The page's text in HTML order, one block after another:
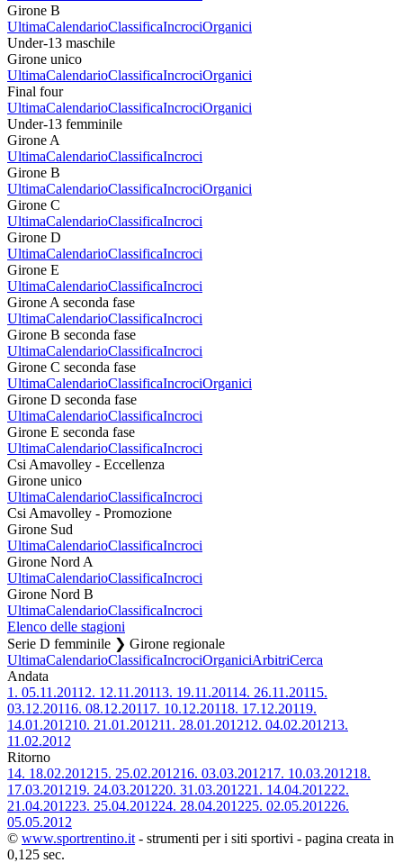
Girone B
UltimaCalendarioClassificaIncrociOrganici
Under-13 maschile
Girone unico
UltimaCalendarioClassificaIncrociOrganici
Final four
UltimaCalendarioClassificaIncrociOrganici
Under-13 femminile
Girone A
UltimaCalendarioClassificaIncroci
Girone B
UltimaCalendarioClassificaIncrociOrganici
Girone C
UltimaCalendarioClassificaIncroci
Girone D
UltimaCalendarioClassificaIncroci
Girone E
UltimaCalendarioClassificaIncroci
Girone A seconda fase
UltimaCalendarioClassificaIncroci
Girone B seconda fase
UltimaCalendarioClassificaIncroci
Girone C seconda fase
UltimaCalendarioClassificaIncrociOrganici
Girone D seconda fase
UltimaCalendarioClassificaIncroci
Girone E seconda fase
UltimaCalendarioClassificaIncroci
Csi Amavolley - Eccellenza
Girone unico
UltimaCalendarioClassificaIncroci
Csi Amavolley - Promozione
Girone Sud
UltimaCalendarioClassificaIncroci
Girone Nord A
UltimaCalendarioClassificaIncroci
Girone Nord B
UltimaCalendarioClassificaIncroci
Elenco delle stagioni
Serie D femminile ❯ Girone regionale
UltimaCalendarioClassificaIncrociOrganiciArbitriCerca
Andata
1. 05.11.2011 2. 12.11.20113. 19.11.20114. 26.11.2011 5.
03.12.20116. 08.12.2011 7. 10.12.20118. 17.12.20119.
14.01.201210. 21.01.201211. 28.01.201212. 04.02.201213.
11.02.2012
Ritorno
14. 18.02.201215. 25.02.201216. 03.03.201217. 10.03.201218.
17.03.201219. 24.03.201220. 31.03.201221. 14.04.201222.
21.04.201223. 25.04.201224. 28.04.201225. 02.05.201226.
05.05.2012
© www.sportrentino.it - strumenti per i siti sportivi - pagina creata in
0,125 sec.